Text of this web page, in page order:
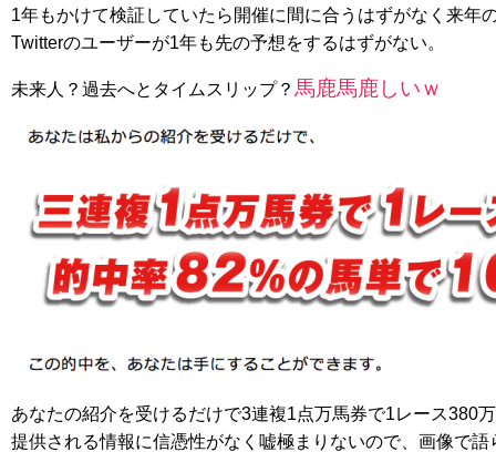
1年もかけて検証していたら開催に間に合うはずがなく来年
Twitterのユーザーが1年も先の予想をするはずがない。
未来人？過去へとタイムスリップ？ 馬鹿馬鹿しいｗ
あなたの紹介を受けるだけで3連複1点万馬券で1レース380
提供される情報に信憑性がなく嘘極まりないので、画像で